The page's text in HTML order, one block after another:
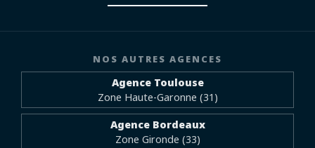
NOS AUTRES AGENCES
Agence Toulouse
Zone Haute-Garonne (31)
Agence Bordeaux
Zone Gironde (33)